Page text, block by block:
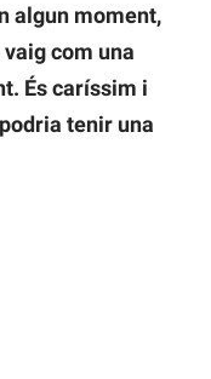
algun moment,
vaig com una
És caríssim i
tenir una